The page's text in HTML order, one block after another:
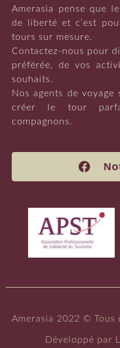
Amerasia pense que
de liberté et c’est
tours sur mesure.
Contactez-nous pour
préférée, de vos
souhaits.
Nos agents de voyage
créer le tour
compagnons.
Amerasia 2022 © Tous
Développé par